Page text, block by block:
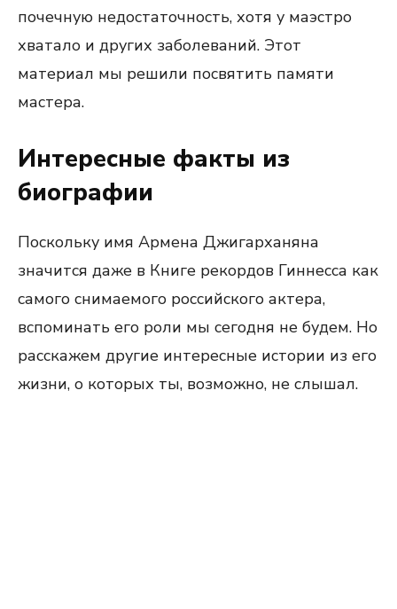
почечную недостаточность, хотя у маэстро
хватало и других заболеваний. Этот
материал мы решили посвятить памяти
мастера.
Интересные факты из
биографии
Поскольку имя Армена Джигарханяна
значится даже в Книге рекордов Гиннесса как
самого снимаемого российского актера,
вспоминать его роли мы сегодня не будем. Но
расскажем другие интересные истории из его
жизни, о которых ты, возможно, не слышал.